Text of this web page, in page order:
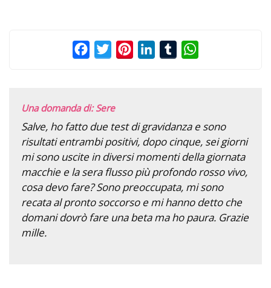
FacebookTwitterPinterestLinkedInTumblr
Una domanda di: Sere
Salve, ho fatto due test di gravidanza e sono
risultati entrambi positivi, dopo cinque, sei giorni
mi sono uscite in diversi momenti della giornata
macchie e la sera flusso più profondo rosso vivo,
cosa devo fare? Sono preoccupata, mi sono
recata al pronto soccorso e mi hanno detto che
domani dovrò fare una beta ma ho paura. Grazie
mille.